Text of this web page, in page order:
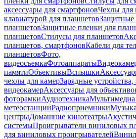
аксессуары для смартфоновЧехлы для
клавиатурой для планшетовЗащитные
планшетовЗащитные пленки для
планшетовСтилусы для планшетов
планшетов, смартфоновКабели для
планшетовФото,
видеосъемкаФотоаппараты
памятиОбъективыВспышки
чехлы для камерЗарядные
видеокамерАксессуары для
фоторамкиАудиотехникаМультимедиа
метеостанцииРадиоприемники
центрыДомашние кинотеатры
системыПроигрыватели виниловых
для виниловых проигрывателей